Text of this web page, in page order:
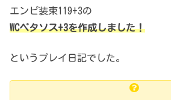
エンピ装束119+3の
WCペタソス+3を作成しました！
というプレイ日記でした。